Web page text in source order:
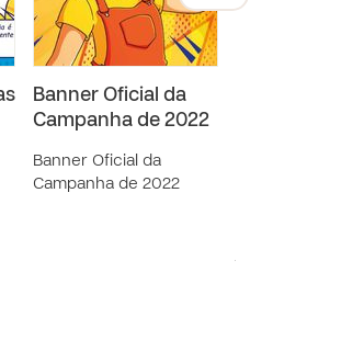
Banner Oficial da
Campanha de 2022
Banner Oficial da
Campanha de 2022